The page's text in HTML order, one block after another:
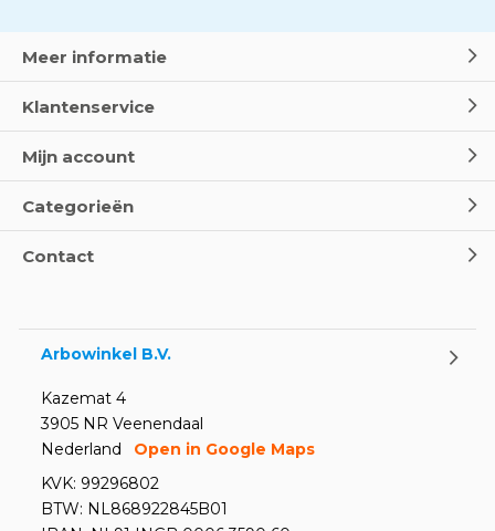
Meer informatie
Klantenservice
Mijn account
Categorieën
Contact
Arbowinkel B.V.
Kazemat 4
3905 NR Veenendaal
Nederland
Open in Google Maps
KVK: 99296802
BTW: NL868922845B01